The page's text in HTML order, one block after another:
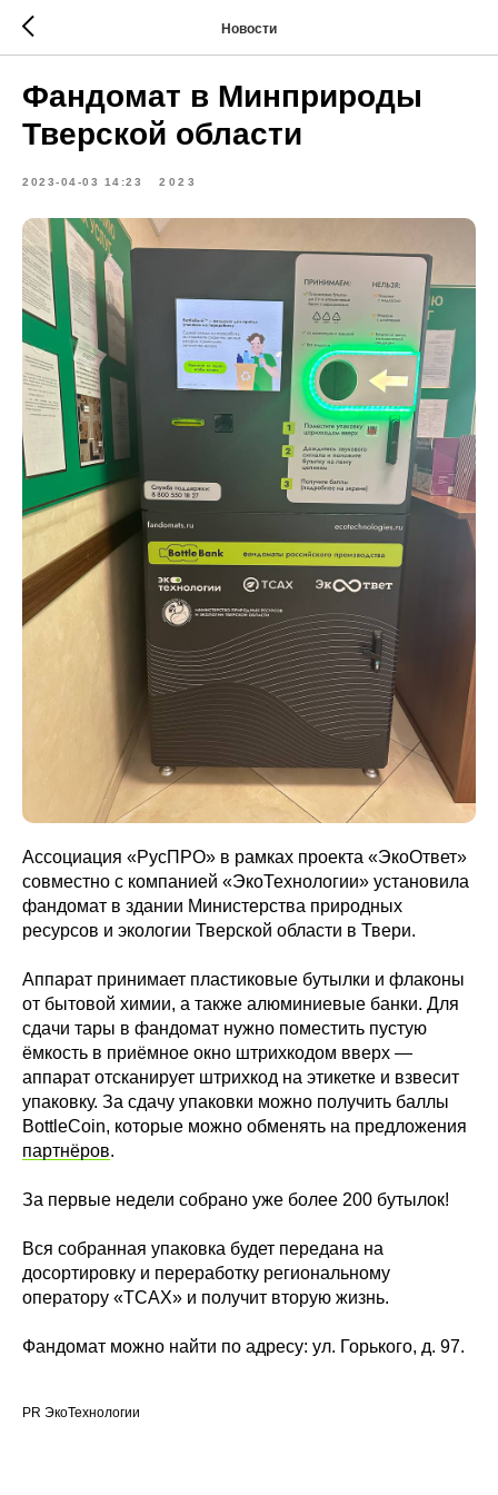
Новости
Фандомат в Минприроды
Тверской области
2023-04-03 14:23 2023
Ассоциация «РусПРО» в рамках проекта «ЭкоОтвет»
совместно с компанией «ЭкоТехнологии» установила
фандомат в здании Министерства природных
ресурсов и экологии Тверской области в Твери.
Аппарат принимает пластиковые бутылки и флаконы
от бытовой химии, а также алюминиевые банки. Для
сдачи тары в фандомат нужно поместить пустую
ёмкость в приёмное окно штрихкодом вверх —
аппарат отсканирует штрихкод на этикетке и взвесит
упаковку. За сдачу упаковки можно получить баллы
BottleCoin, которые можно обменять на предложения
партнёров.
За первые недели собрано уже более 200 бутылок!
Вся собранная упаковка будет передана на
досортировку и переработку региональному
оператору «ТСАХ» и получит вторую жизнь.
Фандомат можно найти по адресу: ул. Горького, д. 97.
PR ЭкоТехнологии